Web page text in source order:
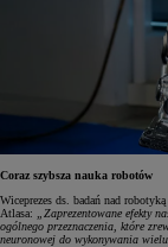
Coraz szybsza nauka robotów
Wiceprezes ds. badań nad
Atlasa:
„Zaprezentowane efekty
ogólnego przeznaczenia, które
neuronowej do wykonywania wielu